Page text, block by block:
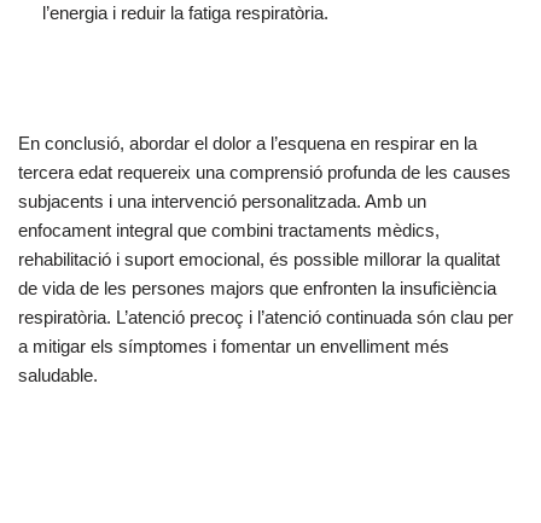
l’energia i reduir la fatiga respiratòria.
En conclusió, abordar el dolor a l’esquena en respirar en la
tercera edat requereix una comprensió profunda de les causes
subjacents i una intervenció personalitzada. Amb un
enfocament integral que combini tractaments mèdics,
rehabilitació i suport emocional, és possible millorar la qualitat
de vida de les persones majors que enfronten la insuficiència
respiratòria. L’atenció precoç i l’atenció continuada són clau per
a mitigar els símptomes i fomentar un envelliment més
saludable.